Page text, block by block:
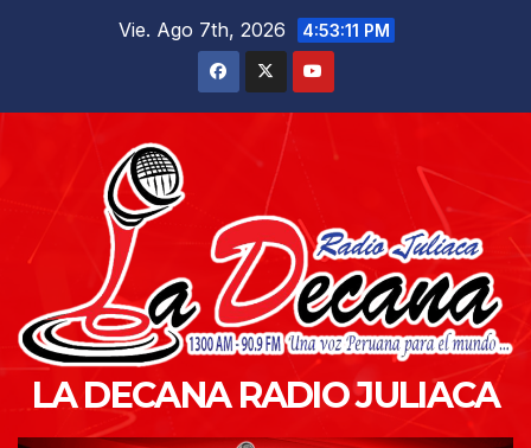
Vie. Ago 7th, 2026 4:53:12 PM
LA DECANA RADIO JULIACA